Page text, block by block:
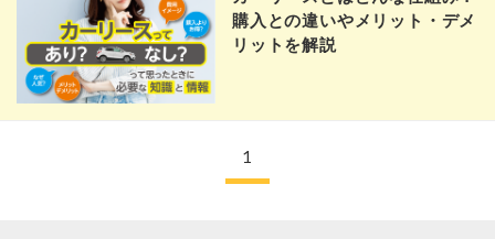
購入との違いやメリット・デメ
リットを解説
1